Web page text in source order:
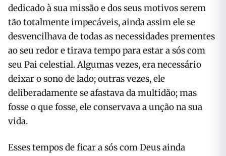
dedicado à sua missão e dos seus motivos serem
tão totalmente impecáveis, ainda assim ele se
desvencilhava de todas as necessidades prementes
ao seu redor e tirava tempo para estar a sós com
seu Pai celestial. Algumas vezes, era necessário
deixar o sono de lado; outras vezes, ele
deliberadamente se afastava da multidão; mas
fosse o que fosse, ele conservava a unção na sua
vida.
Esses tempos de ficar a sós com Deus ainda